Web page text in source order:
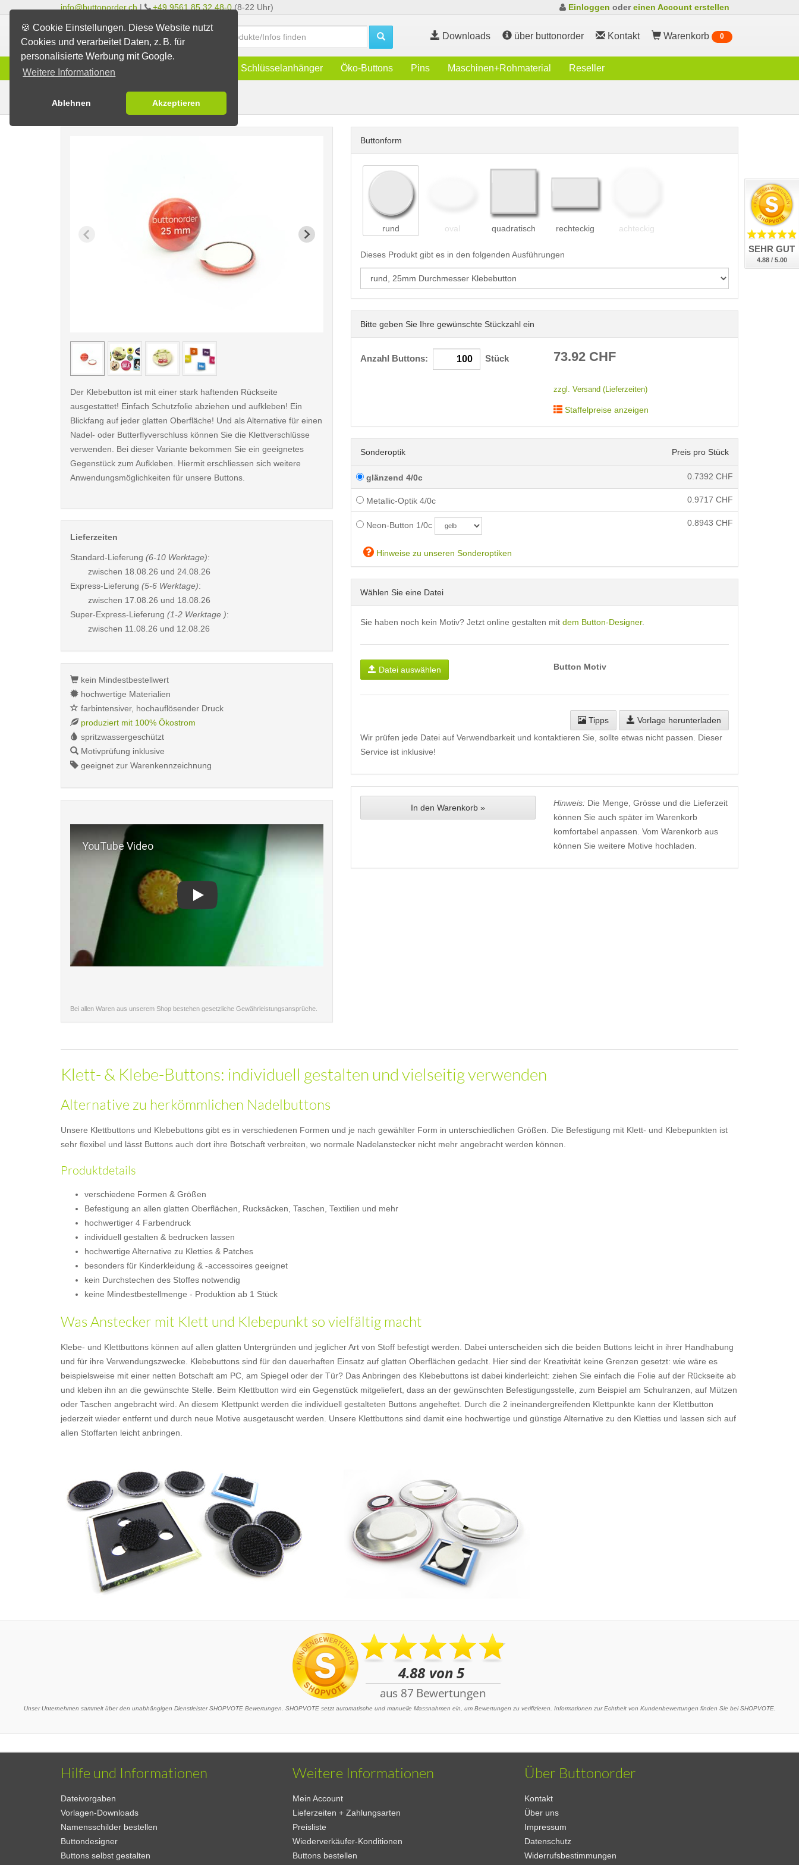
🍪 Cookie Einstellungen. Diese Website nutzt
Cookies und verarbeitet Daten, z. B. für
personalisierte Werbung mit Google.
Weitere Informationen
Ablehnen Akzeptieren
info@buttonorder.ch | +49 9561 85 32 48-0 (8-22 Uhr) Einloggen odereinen Account erstellen
Downloads über buttonorder Kontakt Warenkorb 0
Infos Schlüsselanhänger Öko-Buttons Pins Maschinen+Rohmaterial Reseller
Buttons erstellen Klett- u. Klebebutton
Buttonform
rund oval quadratisch rechteckig achteckig
Dieses Produkt gibt es in den folgenden Ausführungen
Bitte geben Sie Ihre gewünschte Stückzahl ein
Anzahl Buttons: Stück 73.92CHF
zzgl. Versand (Lieferzeiten)
Staffelpreise anzeigen
Sonderoptik Preis pro Stück
glänzend 4/0c 0.7392 CHF
Metallic-Optik 4/0c 0.9717 CHF
Neon-Button 1/0c 0.8943 CHF
Hinweise zu unseren Sonderoptiken
Wählen Sie eine Datei
Sie haben noch kein Motiv? Jetzt online gestalten mit dem Button-Designer.
Datei auswählen Button Motiv
Tipps
Vorlage herunterladen
Wir prüfen jede Datei auf Verwendbarkeit und kontaktieren Sie, sollte etwas nicht passen. Dieser
Service ist inklusive!
In den Warenkorb » Hinweis:Die Menge, Grösse und die Lieferzeit
können Sie auch später im Warenkorb
komfortabel anpassen. Vom Warenkorb aus
können Sie weitere Motive hochladen.
< /picture> < /picture> < /picture>
Der Klebebutton ist mit einer stark haftenden Rückseite
ausgestattet! Einfach Schutzfolie abziehen und aufkleben! Ein
Blickfang auf jeder glatten Oberfläche! Und als Alternative für einen
Nadel- oder Butterflyverschluss können Sie die Klettverschlüsse
verwenden. Bei dieser Variante bekommen Sie ein geeignetes
Gegenstück zum Aufkleben. Hiermit erschliessen sich weitere
Anwendungsmöglichkeiten für unsere Buttons.
Lieferzeiten
Standard-Lieferung (6-10 Werktage):
zwischen 18.08.26 und 24.08.26
Express-Lieferung (5-6 Werktage):
zwischen 17.08.26 und 18.08.26
Super-Express-Lieferung (1-2 Werktage ):
zwischen 11.08.26 und 12.08.26
kein Mindestbestellwert
hochwertige Materialien
farbintensiver, hochauflösender Druck
produziert mit 100% Ökostrom
spritzwassergeschützt
Motivprüfung inklusive
geeignet zur Warenkennzeichnung
Bei allen Waren aus unserem Shop bestehen gesetzliche Gewährleistungsansprüche.
Klett- & Klebe-Buttons: individuell gestalten und vielseitig verwenden
Alternative zu herkömmlichen Nadelbuttons
Unsere Klettbuttons und Klebebuttons gibt es in verschiedenen Formen und je nach gewählter Form in unterschiedlichen Größen. Die Befestigung mit Klett- und Klebepunkten ist
sehr flexibel und lässt Buttons auch dort ihre Botschaft verbreiten, wo normale Nadelanstecker nicht mehr angebracht werden können.
Produktdetails
verschiedene Formen & Größen
Befestigung an allen glatten Oberflächen, Rucksäcken, Taschen, Textilien und mehr
hochwertiger 4 Farbendruck
individuell gestalten & bedrucken lassen
hochwertige Alternative zu Kletties & Patches
besonders für Kinderkleidung & -accessoires geeignet
kein Durchstechen des Stoffes notwendig
keine Mindestbestellmenge - Produktion ab 1 Stück
Was Anstecker mit Klett und Klebepunkt so vielfältig macht
Klebe- und Klettbuttons können auf allen glatten Untergründen und jeglicher Art von Stoff befestigt werden. Dabei unterscheiden sich die beiden Buttons leicht in ihrer Handhabung
und für ihre Verwendungszwecke. Klebebuttons sind für den dauerhaften Einsatz auf glatten Oberflächen gedacht. Hier sind der Kreativität keine Grenzen gesetzt: wie wäre es
beispielsweise mit einer netten Botschaft am PC, am Spiegel oder der Tür? Das Anbringen des Klebebuttons ist dabei kinderleicht: ziehen Sie einfach die Folie auf der Rückseite ab
und kleben ihn an die gewünschte Stelle. Beim Klettbutton wird ein Gegenstück mitgeliefert, dass an der gewünschten Befestigungsstelle, zum Beispiel am Schulranzen, auf Mützen
oder Taschen angebracht wird. An diesem Klettpunkt werden die individuell gestalteten Buttons angeheftet. Durch die 2 ineinandergreifenden Klettpunkte kann der Klettbutton
jederzeit wieder entfernt und durch neue Motive ausgetauscht werden. Unsere Klettbuttons sind damit eine hochwertige und günstige Alternative zu den Kletties und lassen sich auf
allen Stoffarten leicht anbringen.
Unser Unternehmen sammelt über den unabhängigen Dienstleister SHOPVOTE Bewertungen. SHOPVOTE setzt automatische und manuelle Massnahmen ein, um Bewertungen zu verifizieren. Informationen zur Echtheit von Kundenbewertungen finden Sie bei SHOPVOTE.
Hilfe und Informationen
Dateivorgaben
Vorlagen-Downloads
Namensschilder bestellen
Buttondesigner
Buttons selbst gestalten
Weitere Informationen
Mein Account
Lieferzeiten + Zahlungsarten
Preisliste
Wiederverkäufer-Konditionen
Buttons bestellen
Über Buttonorder
Kontakt
Über uns
Impressum
Datenschutz
Widerrufsbestimmungen
SEHR GUT
4.88 / 5.00